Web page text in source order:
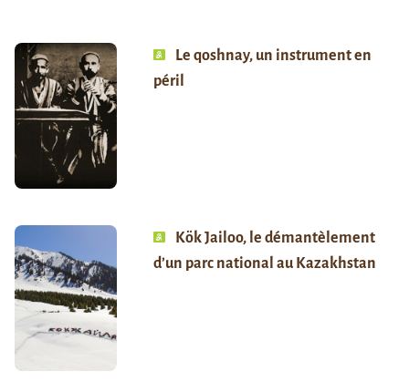
Le qoshnay, un instrument en
péril
Kök Jailoo, le démantèlement
d’un parc national au Kazakhstan